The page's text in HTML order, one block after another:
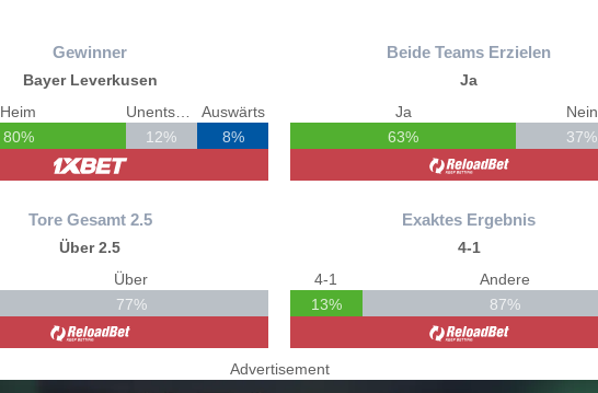
Gewinner
Bayer Leverkusen
Heim
80%
Unentschieden
12%
Auswärts
8%
Tore Gesamt 2.5
Über 2.5
Über
77%
Beide Teams Erzielen
Ja
Ja
63%
Nein
37%
Exaktes Ergebnis
4-1
4-1
13%
Andere
87%
Advertisement